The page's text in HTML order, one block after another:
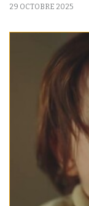
29 OCTOBRE 2025